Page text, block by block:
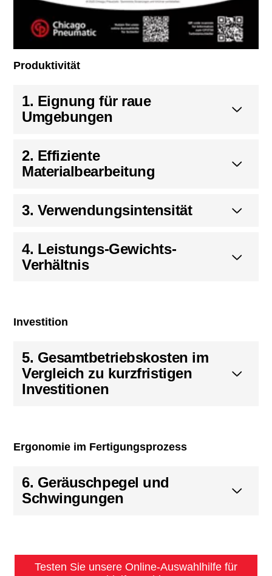
Produktivität
1. Eignung für raue
Umgebungen
2. Effiziente
Materialbearbeitung
3. Verwendungsintensität
4. Leistungs-Gewichts-
Verhältnis
Investition
5. Gesamtbetriebskosten im
Vergleich zu kurzfristigen
Investitionen
Ergonomie im Fertigungsprozess
6. Geräuschpegel und
Schwingungen
Testen Sie unsere Online-Auswahlhilfe für